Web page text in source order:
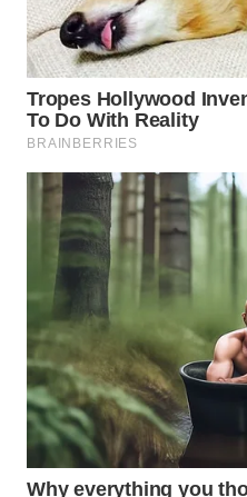
WN
NUSANTARA
WN
JOGJA
WN
JATIM
WN
WN
KALBAR
WN
KALTENG